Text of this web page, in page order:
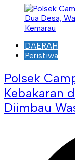
DAERAH
Peristiwa
Polsek
Kebakaran
Diimbau